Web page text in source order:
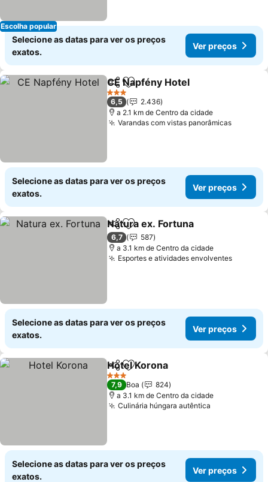
Escolha popular
Selecione as datas para ver os preços
exatos.
Ver preços
PartilharAdicionar aos favoritos
CE Napfény Hotel
3 Estrelas
6,5
2.436
a 2.1 km de Centro da cidade
Varandas com vistas panorâmicas
Selecione as datas para ver os preços
exatos.
Ver preços
PartilharAdicionar aos favoritos
Natura ex. Fortuna
6,7
587
a 3.1 km de Centro da cidade
Esportes e atividades envolventes
Selecione as datas para ver os preços
exatos.
Ver preços
PartilharAdicionar aos favoritos
Hotel Korona
3 Estrelas
7,9 Boa
824
a 3.1 km de Centro da cidade
Culinária húngara autêntica
Selecione as datas para ver os preços
exatos.
Ver preços